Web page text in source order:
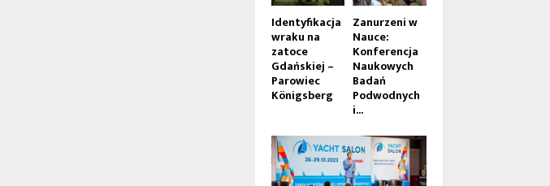
Identyfikacja
wraku na
zatoce
Gdańskiej –
Parowiec
Königsberg
Zanurzeni w
Nauce:
Konferencja
Naukowych
Badań
Podwodnych
i...